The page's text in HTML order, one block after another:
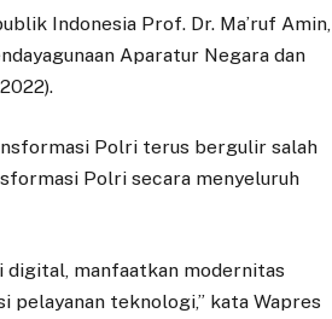
Indonesia Prof. Dr. Ma’ruf Amin,
Aparatur Negara dan
Polri terus bergulir salah
Polri secara menyeluruh
manfaatkan modernitas
pelayanan teknologi,” kata Wapres